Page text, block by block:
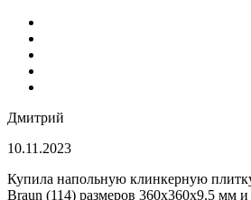
Дмитрий
10.11.2023
Купила напольную клинкерную
Braun (114) размеров 360x360x9,5 мм и